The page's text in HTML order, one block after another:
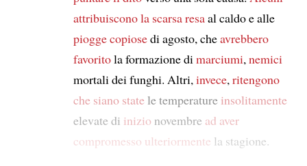
attribuiscono la scarsa resaal caldo e alle
piogge copiosedi agosto, cheavrebbero
favoritola formazione di marciumi, nemici
mortali dei funghi. Altri, invece, ritengono
che siano statele temperature insolitamente
elevate di inizio novembre ad aver
compromesso ulteriormente la stagione.